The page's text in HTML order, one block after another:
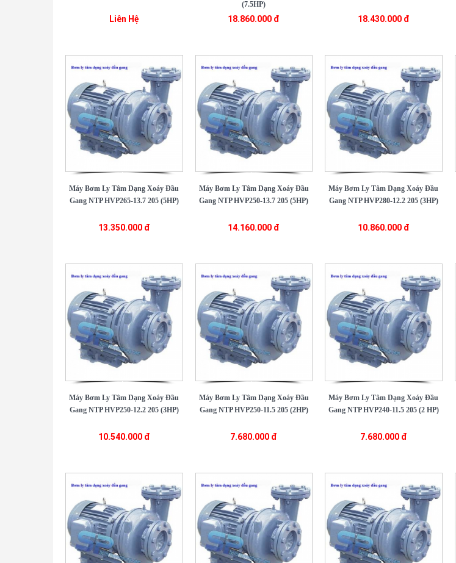
Liên Hệ
(7.5HP)
18.860.000 đ 18.430.000 đ
Máy Bơm Ly Tâm Dạng Xoáy Đầu
Gang NTP HVP265-13.7 205 (5HP)
13.350.000 đ
Máy Bơm Ly Tâm Dạng Xoáy Đầu
Gang NTP HVP250-13.7 205 (5HP)
14.160.000 đ
Máy Bơm Ly Tâm Dạng Xoáy Đầu
Gang NTP HVP280-12.2 205 (3HP)
10.860.000 đ
Máy Bơm Ly Tâm Dạng Xoáy Đầu
Gang NTP HVP250-12.2 205 (3HP)
10.540.000 đ
Máy Bơm Ly Tâm Dạng Xoáy Đầu
Gang NTP HVP250-11.5 205 (2HP)
7.680.000 đ
Máy Bơm Ly Tâm Dạng Xoáy Đầu
Gang NTP HVP240-11.5 205 (2 HP)
7.680.000 đ